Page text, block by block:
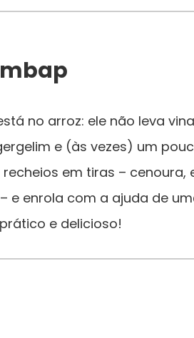
no arroz: ele não leva
e (às vezes) um
em tiras – cenoura,
e enrola com a ajuda de
e delicioso!